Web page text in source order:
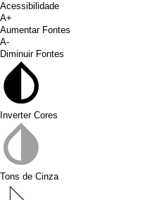
Acessibilidade
A+
Aumentar Fontes
A-
Diminuir Fontes
Inverter Cores
Tons de Cinza